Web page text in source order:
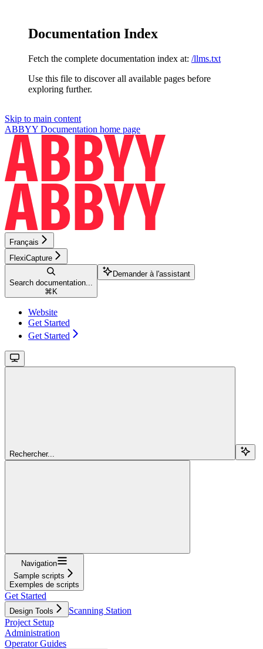
Documentation Index
Fetch the complete documentation index at: /llms.txt
Use this file to discover all available pages before
exploring further.
Skip to main content
ABBYY Documentation home page
Français
FlexiCapture
Search documentation...
⌘ K
Demander à l'assistant
Website
Get Started
Get Started
Rechercher...
Navigation
Sample scripts
Exemples de scripts
Get Started
Design Tools
Scanning Station
Project Setup
Administration
Operator Guides